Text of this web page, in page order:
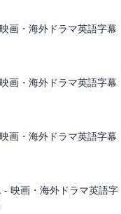
画・海外ドラマ英語字幕
画・海外ドラマ英語字幕
画・海外ドラマ英語字幕
- 映画・海外ドラマ英語字